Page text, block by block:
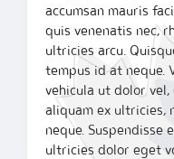
accumsan mauris
quis venenatis nec,
ultricies arcu.
tempus id at neque.
vehicula ut dolor vel,
aliquam ex ultricies,
neque. Suspendisse
ultricies dolor eget